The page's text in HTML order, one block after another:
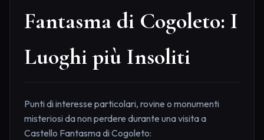
Fantasma di Cogoleto: I
Luoghi più Insoliti
Punti di interesse particolari, rovine o monumenti
misteriosi da non perdere durante una visita a
Castello Fantasma di Cogoleto: